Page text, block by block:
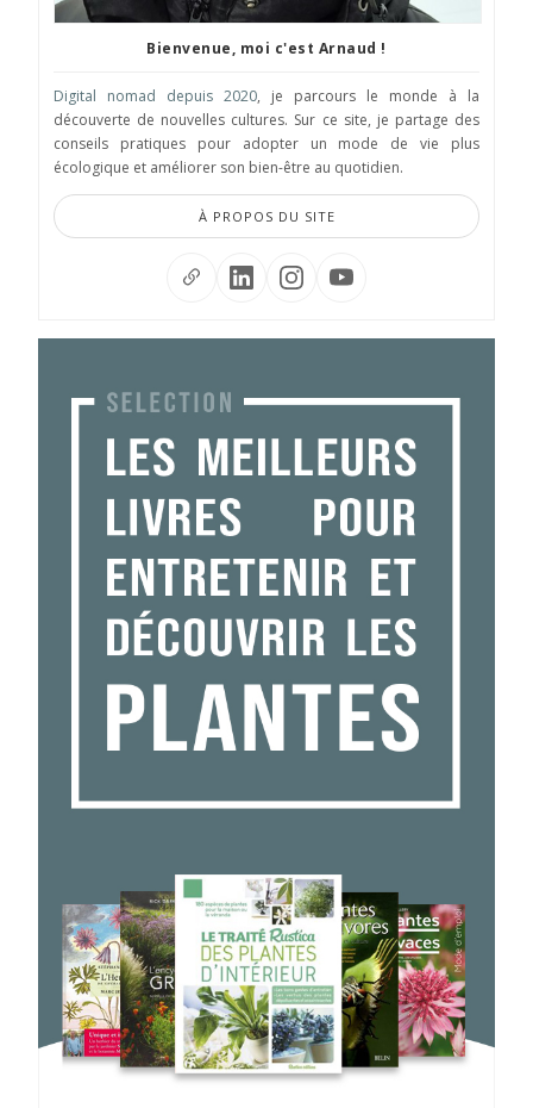
Bienvenue, moi c'est Arnaud !
Digital nomad depuis 2020, je parcours le monde à la
découverte de nouvelles cultures. Sur ce site, je partage des
conseils pratiques pour adopter un mode de vie plus
écologique et améliorer son bien-être au quotidien.
À PROPOS DU SITE